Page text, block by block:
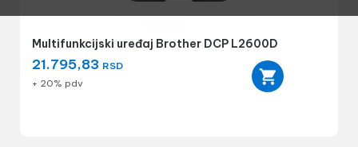
Multifunkcijski uređaj Brother DCP L2600D
21.795,83 RSD
+ 20% pdv